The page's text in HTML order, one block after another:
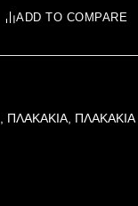
ADD TO COMPARE
, ΠΛΑΚΑΚΙΑ, ΠΛΑΚΑΚΙΑ